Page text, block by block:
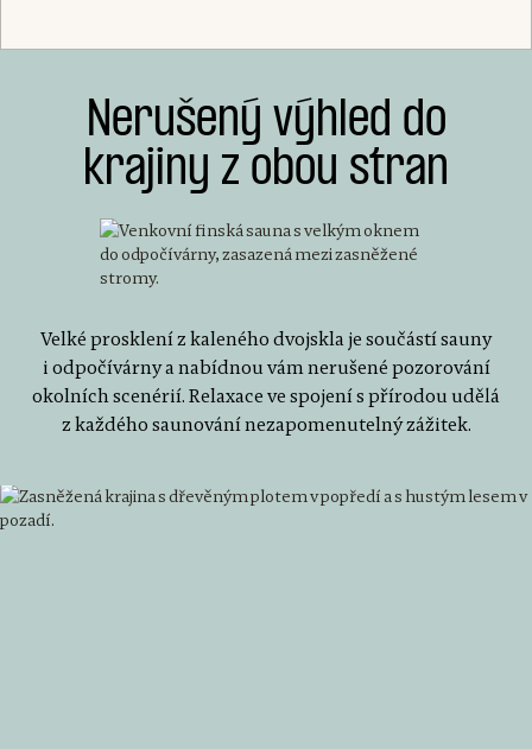
Nerušený výhled do
krajiny z obou stran
Velké prosklení z kaleného dvojskla je součástí sauny
i odpočívárny a nabídnou vám nerušené pozorování
okolních scenérií. Relaxace ve spojení s přírodou udělá
z každého saunování nezapomenutelný zážitek.